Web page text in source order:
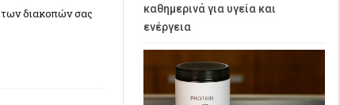
διακοπών σας
καθημερινά για υγεία και
ενέργεια